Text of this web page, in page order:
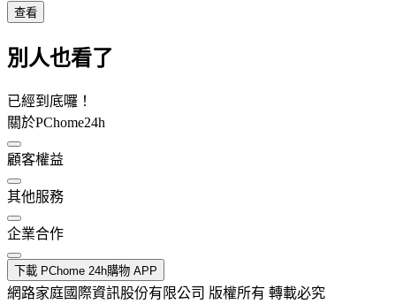
查看
別人也看了
已經到底囉！
關於PChome24h
顧客權益
其他服務
企業合作
下載 PChome 24h購物 APP
網路家庭國際資訊股份有限公司 版權所有 轉載必究